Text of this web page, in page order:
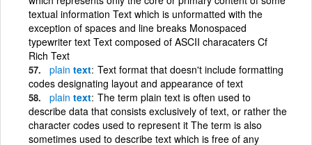
textual information Text which is unformatted with the
exception of spaces and line breaks Monospaced
typewriter text Text composed of ASCII characaters Cf
Rich Text
plain text Text format that doesn't include formatting
codes designating layout and appearance of text
plain text The term plain text is often used to
describe data that consists exclusively of text, or rather the
character codes used to represent it The term is also
sometimes used to describe text which is free of any